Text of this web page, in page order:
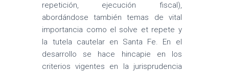
repetición, ejecución fiscal),
abordándose también temas de vital
importancia como el solve et repete y
la tutela cautelar en Santa Fe. En el
desarrollo se hace hincapie en los
criterios vigentes en la jurisprudencia